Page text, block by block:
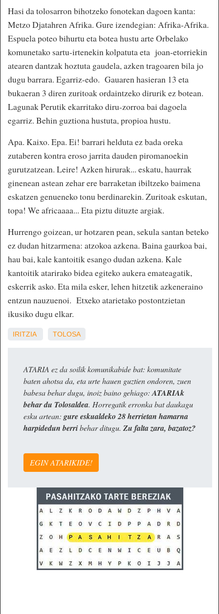
Hasi da tolosarron bihotzeko fonotekan dagoen kanta:
Metzo Djatahren Afrika. Gure izendegian: Afrika-Afrika.
Espuela poteo bihurtu eta botea hustu arte Orbelako
komunetako sartu-irtenekin kolpatuta eta joan-etorriekin
atearen dantzak hoztuta gaudela, azken tragoaren bila jo
dugu barrara. Egarriz-edo. Gauaren hasieran 13 eta
bukaeran 3 diren zuritoak ordaintzeko dirurik ez botean.
Lagunak Perutik ekarritako diru-zorroa bai dagoela
egarriz. Behin guztiona hustuta, propioa hustu.
Apa. Kaixo. Epa. Ei! barrari helduta ez bada oreka
zutaberen kontra eroso jarrita dauden piromanoekin
gurutzatzean. Leire! Azken hirurak... eskatu, haurrak
ginenean astean zehar ere barraketan ibiltzeko baimena
eskatzen genueneko tonu berdinarekin. Zuritoak eskutan,
topa! We africaaaa... Eta piztu dituzte argiak.
Hurrengo goizean, ur hotzaren pean, sekula santan beteko
ez dudan hitzarmena: atzokoa azkena. Baina gaurkoa bai,
hau bai, kale kantoitik esango dudan azkena. Kale
kantoitik atarirako bidea egiteko aukera emateagatik,
eskerrik asko. Eta mila esker, lehen hitzetik azkeneraino
entzun nauzuenoi. Etxeko atarietako postontzietan
ikusiko dugu elkar.
IRITZIA TOLOSA
ATARIA ez da soilik komunikabide bat: komunitate
baten ahotsa da, eta urte hauen guztien ondoren, zuen
babesa behar dugu, inoiz baino gehiago:ATARIAk
behar du Tolosaldea. Horregatik erronka bat daukagu
esku artean: gure eskualdeko 28 herrietan hamarna
harpidedun berribehar ditugu. Zu falta zara, bazatoz?
EGIN ATARIKIDE!